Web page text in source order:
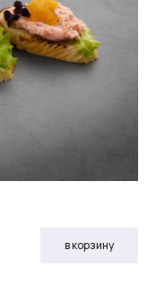
в корзину